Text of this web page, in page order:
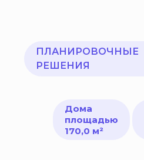
ПЛАНИРОВОЧНЫЕ
РЕШЕНИЯ
Дома
площадью
170,0 м²